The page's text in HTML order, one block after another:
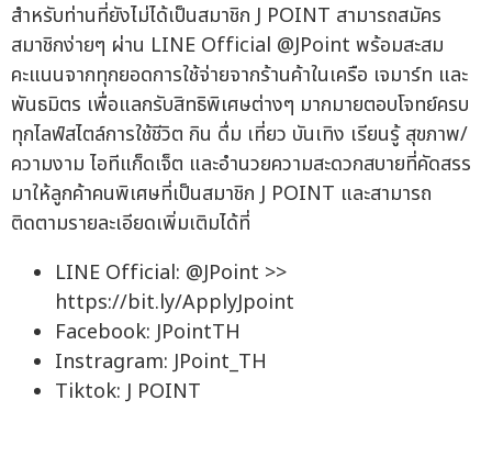
สำหรับท่านที่ยังไม่ได้เป็นสมาชิก J POINT สามารถสมัคร
สมาชิกง่ายๆ ผ่าน LINE Official @JPoint พร้อมสะสม
คะแนนจากทุกยอดการใช้จ่ายจากร้านค้าในเครือ เจมาร์ท และ
พันธมิตร เพื่อแลกรับสิทธิพิเศษต่างๆ มากมายตอบโจทย์ครบ
ทุกไลฟ์สไตล์การใช้ชีวิต กิน ดื่ม เที่ยว บันเทิง เรียนรู้ สุขภาพ/
ความงาม ไอทีแก็ดเจ็ต และอำนวยความสะดวกสบายที่คัดสรร
มาให้ลูกค้าคนพิเศษที่เป็นสมาชิก J POINT และสามารถ
ติดตามรายละเอียดเพิ่มเติมได้ที่
LINE Official: @JPoint >>
https://bit.ly/ApplyJpoint
Facebook: JPointTH
Instragram: JPoint_TH
Tiktok: J POINT